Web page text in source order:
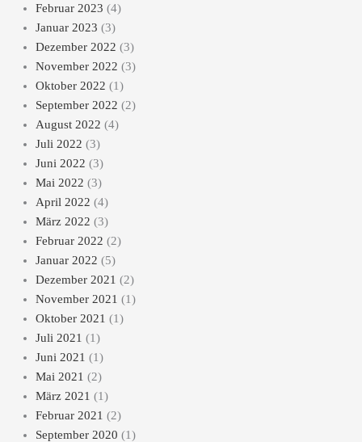
Februar 2023 (4)
Januar 2023 (3)
Dezember 2022 (3)
November 2022 (3)
Oktober 2022 (1)
September 2022 (2)
August 2022 (4)
Juli 2022 (3)
Juni 2022 (3)
Mai 2022 (3)
April 2022 (4)
März 2022 (3)
Februar 2022 (2)
Januar 2022 (5)
Dezember 2021 (2)
November 2021 (1)
Oktober 2021 (1)
Juli 2021 (1)
Juni 2021 (1)
Mai 2021 (2)
März 2021 (1)
Februar 2021 (2)
September 2020 (1)